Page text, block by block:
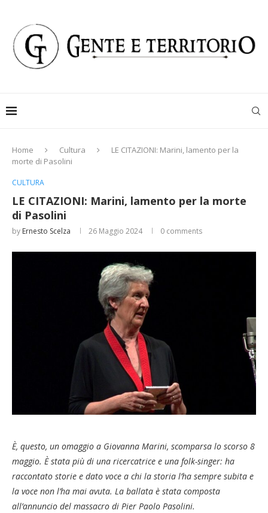
Home Cultura
LE CITAZIONI: Marini, lamento per la
morte di Pasolini
CULTURA
LE CITAZIONI: Marini, lamento per la morte
di Pasolini
by Ernesto Scelza 26 Maggio 2024 0 comments
È, questo, un omaggio a Giovanna Marini, scomparsa lo scorso 8
maggio. È stata più di una ricercatrice e una folk-singer: ha
raccontato storie e dato voce a chi la storia l’ha sempre subita e
la voce non l’ha mai avuta. La ballata è stata composta
all’annuncio del massacro di Pier Paolo Pasolini.